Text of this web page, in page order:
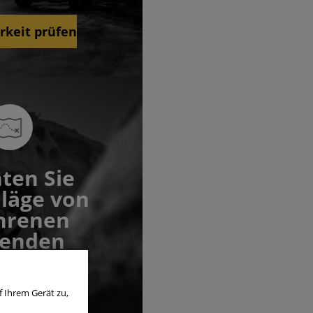
prüfen
Sie
von
Ihrem Gerät zu,
aktiv